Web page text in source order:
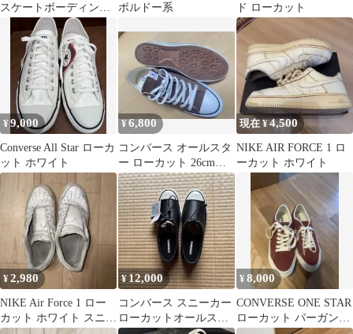
スケートボーディング
オレンジ 24cm 美品
ボルドー系
ド ローカット
¥9,000
Converse All Star ローカ
ット ホワイト
¥6,800
コンバース オールスタ
ー ローカット 26cm
US7.5 ブラウン
現在 ¥4,500
NIKE AIR FORCE 1 ロ
ーカット ホワイト
¥2,980
NIKE Air Force 1 ロー
カット ホワイト スニー
¥12,000
コンバース スニーカー
ローカットオールスタ
¥8,000
CONVERSE ONE STAR
ローカット バーガンデ